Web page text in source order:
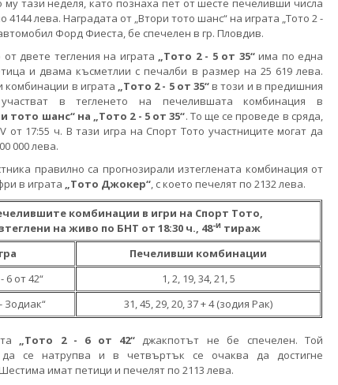
му тази неделя, като познаха пет от шесте печеливши числа
4144 лева. Наградата от „Втори тото шанс“ на играта „Тото 2 -
автомобил Форд Фиеста, бе спечелен в гр. Пловдив.
двете тегления на играта „Тото 2 - 5 от 35“има по една
и двама късметлии с печалби в размер на 25 619 лева.
комбинации в играта „Тото 2 - 5 от 35“в този и в предишния
в тегленето на печелившата комбинация в
тото шанс“ на „Тото 2 - 5 от 35“. То ще се проведе в сряда,
от 17:55 ч. В тази игра на Спорт Тото участниците могат да
000 лева.
правилно са прогнозирали изтеглената комбинация от
в играта „Тото Джокер“, с което печелят по 2132 лева.
комбинации в игри на Спорт Тото,
на живо по БНТ от 18:30 ч., 48-и тираж
Печеливши комбинации
6 от 42“
1, 2, 19, 34, 21, 5
Зодиак“
31, 45, 29, 20, 37 + 4 (зодия Рак)
„Тото 2 - 6 от 42“ джакпотът не бе спечелен. Той
се натрупва и в четвъртък се очаква да достигне
имат петици и печелят по 2113 лева.